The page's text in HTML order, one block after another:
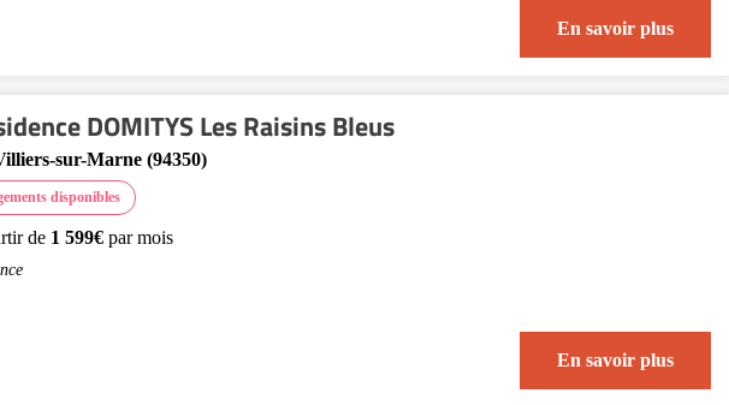
En savoir plus
DOMITYS Les Raisins Bleus
sur-Marne (94350)
disponibles
de 1 599€ par mois
En savoir plus